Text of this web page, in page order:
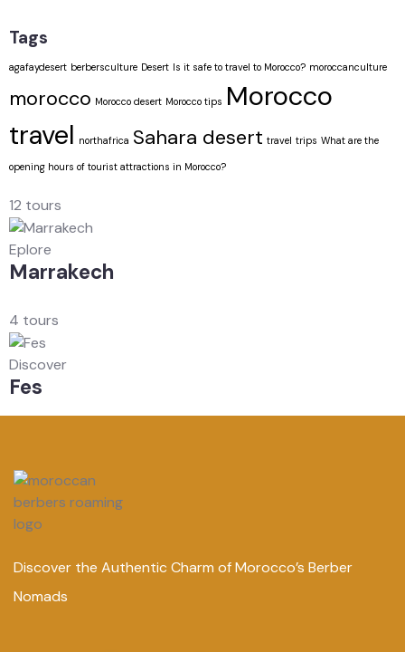
Tags
agafaydesert berbersculture Desert Is it safe to travel to Morocco? moroccanculture
morocco Morocco desert Morocco tips Morocco
travel northafrica Sahara desert travel trips What are the
opening hours of tourist attractions in Morocco?
12 tours
Eplore
Marrakech
4 tours
Discover
Fes
Discover the Authentic Charm of Morocco’s Berber
Nomads